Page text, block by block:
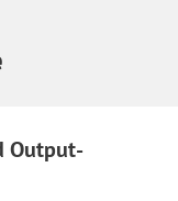
Output-